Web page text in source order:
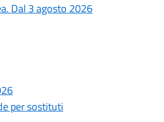
Dal 3 agosto 2026
per sostituti